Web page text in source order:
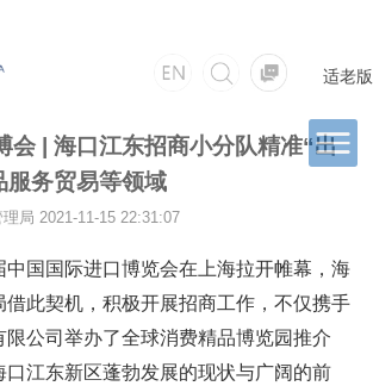
适老版
会 | 海口江东招商小分队精准“出
服务贸易等领域
局 2021-11-15 22:31:07
中国国际进口博览会在上海拉开帷幕，海
借此契机，积极开展招商工作，不仅携手
限公司举办了全球消费精品博览园推介
口江东新区蓬勃发展的现状与广阔的前